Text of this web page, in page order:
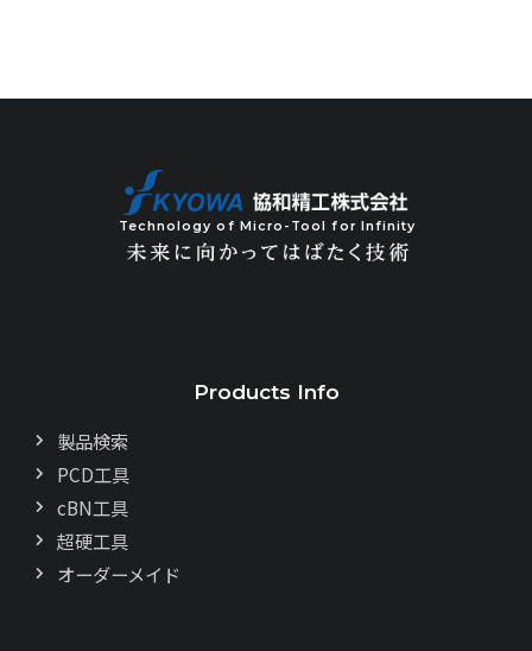
Technology of Micro-Tool for Infinity
Products Info
製品検索
PCD工具
cBN工具
超硬工具
オーダーメイド